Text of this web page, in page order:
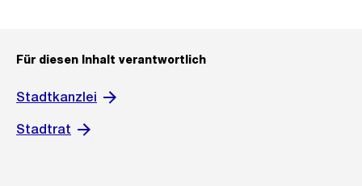
Für diesen Inhalt verantwortlich
Stadtkanzlei
Stadtrat